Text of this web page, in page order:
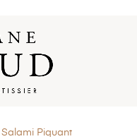
Piquant